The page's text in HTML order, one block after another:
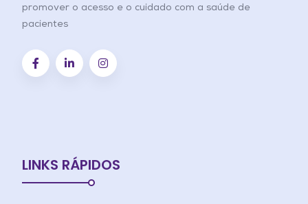
promover o acesso e o cuidado com a saúde de
pacientes
LINKS RÁPIDOS